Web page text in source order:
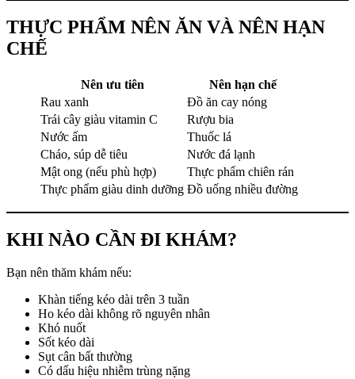
THỰC PHẨM NÊN ĂN VÀ NÊN HẠN
CHẾ
Nên ưu tiên
Nên hạn chế
Rau xanh
Đồ ăn cay nóng
Trái cây giàu vitamin C
Rượu bia
Nước ấm
Thuốc lá
Cháo, súp dễ tiêu
Nước đá lạnh
Mật ong (nếu phù hợp)
Thực phẩm chiên rán
Thực phẩm giàu dinh dưỡng Đồ uống nhiều đường
KHI NÀO CẦN ĐI KHÁM?
Bạn nên thăm khám nếu:
Khàn tiếng kéo dài trên 3 tuần
Ho kéo dài không rõ nguyên nhân
Khó nuốt
Sốt kéo dài
Sụt cân bất thường
Có dấu hiệu nhiễm trùng nặng